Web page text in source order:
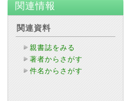
関連情報
関連資料
親書誌をみる
著者からさがす
件名からさがす